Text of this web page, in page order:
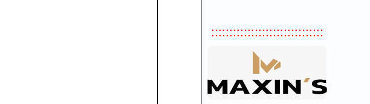
:::::::::::::::::::::::::::::::